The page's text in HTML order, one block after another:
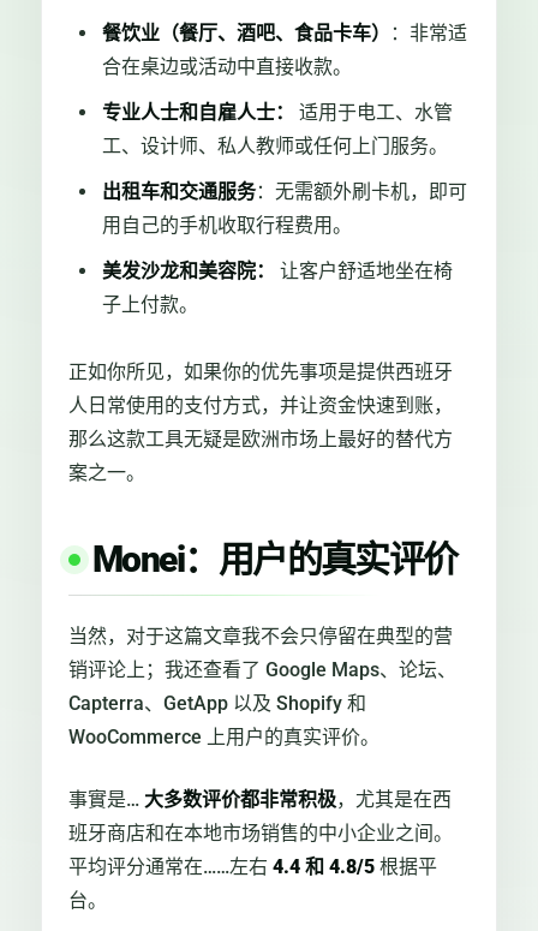
餐饮业（餐厅、酒吧、食品卡车）
：非常适
合在桌边或活动中直接收款。
专业人士和自雇人士：
适用于电工、水管
工、设计师、私人教师或任何上门服务。
出租车和交通服务：无需额外刷卡机，即可
用自己的手机收取行程费用。
美发沙龙和美容院： 让客户舒适地坐在椅
子上付款。
正如你所见，如果你的优先事项是提供西班牙
人日常使用的支付方式，并让资金快速到账，
那么这款工具无疑是欧洲市场上最好的替代方
案之一。
Monei：用户的真实评价
当然，对于这篇文章我不会只停留在典型的营
销评论上；我还查看了 Google Maps、论坛、
Capterra、GetApp 以及 Shopify 和
WooCommerce 上用户的真实评价。
事實是… 大多数评价都非常积极，尤其是在西
班牙商店和在本地市场销售的中小企业之间。
平均评分通常在……左右 4.4 和 4.8/5 根据平
台。